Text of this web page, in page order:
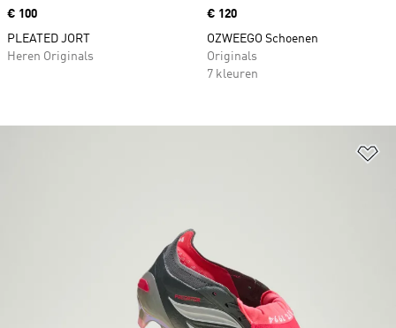
Price
€ 100
PLEATED JORT
Heren Originals
Price
€ 120
OZWEEGO Schoenen
Originals
7 kleuren